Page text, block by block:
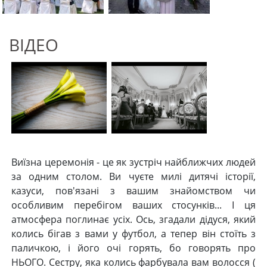
ВІДЕО
Виїзна церемонія - це як зустріч найближчих людей
за одним столом. Ви чуєте милі дитячі історії,
казуси, пов'язані з вашим знайомством чи
особливим перебігом ваших стосунків... І ця
атмосфера поглинає усіх. Ось, згадали дідуся, який
колись бігав з вами у футбол, а тепер він стоїть з
паличкою, і його очі горять, бо говорять про
НЬОГО. Сестру, яка колись фарбувала вам волосся (